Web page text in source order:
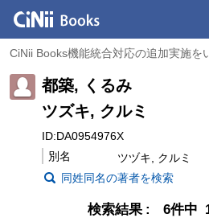
CiNii Books機能統合対応の追加実施を
都築, くるみ
ツズキ, クルミ
ID:DA0954976X
別名
ツヅキ, クルミ
同姓同名の著者を検索
検索結果 6件中